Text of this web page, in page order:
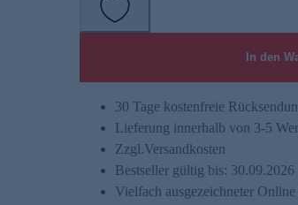
In den
30 Tage kostenfreie
Lieferung innerhalb von 3-5
Zzgl.Versandkosten
Bestseller gültig bis: 30.09.2026
Vielfach ausgezeichneter Online